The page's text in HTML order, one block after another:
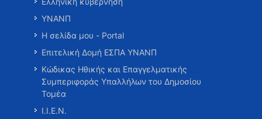
ΥΝΑΝΠ
Η σελίδα μου - Portal
Επιτελική Δομή ΕΣΠΑ ΥΝΑΝΠ
Κώδικας Ηθικής και Επαγγελματικής
Συμπεριφοράς Υπαλλήλων του Δημοσίου
Τομέα
Ι.Ι.Ε.Ν.